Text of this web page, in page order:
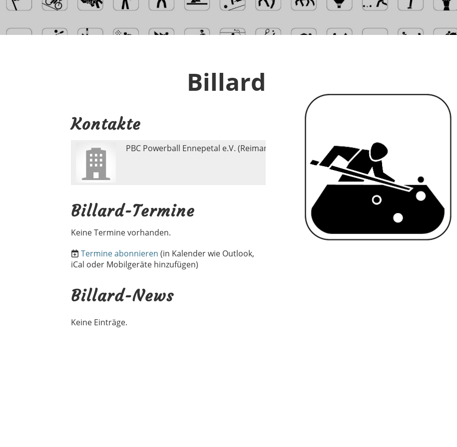
Billard
Kontakte
PBC Powerball Ennepetal e.V. (Reimann Fabian) powerball-ennepetal@ssv-ennepetal.de
Billard-Termine
Keine Termine vorhanden.
Termine abonnieren (in Kalender wie Outlook,
iCal oder Mobilgeräte hinzufügen)
Billard-News
Keine Einträge.